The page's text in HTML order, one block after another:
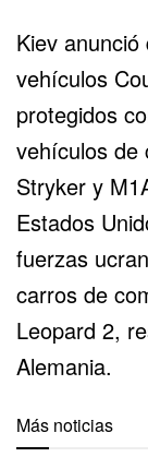
Kiev
vehículos
protegidos
vehículos de
Stryker y
Estados
fuerzas
carros de
Leopard 2,
Alemania.
Más noticias